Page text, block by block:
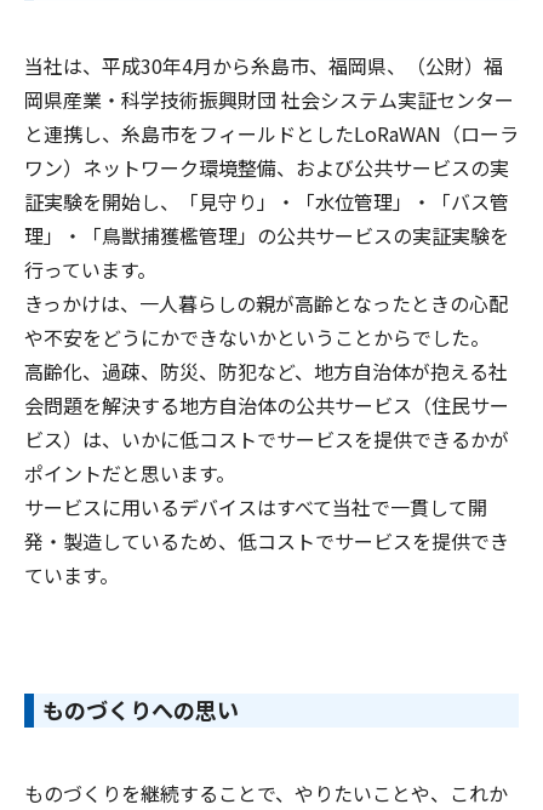
当社は、平成30年4月から糸島市、福岡県、（公財）福
岡県産業・科学技術振興財団 社会システム実証センター
と連携し、糸島市をフィールドとしたLoRaWAN（ローラ
ワン）ネットワーク環境整備、および公共サービスの実
証実験を開始し、「見守り」・「水位管理」・「バス管
理」・「鳥獣捕獲檻管理」の公共サービスの実証実験を
行っています。
きっかけは、一人暮らしの親が高齢となったときの心配
や不安をどうにかできないかということからでした。
高齢化、過疎、防災、防犯など、地方自治体が抱える社
会問題を解決する地方自治体の公共サービス（住民サー
ビス）は、いかに低コストでサービスを提供できるかが
ポイントだと思います。
サービスに用いるデバイスはすべて当社で一貫して開
発・製造しているため、低コストでサービスを提供でき
ています。
ものづくりへの思い
ものづくりを継続することで、やりたいことや、これか